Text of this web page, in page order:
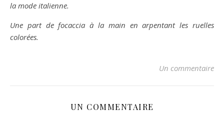
la mode italienne.
Une part de focaccia à la main en arpentant les ruelles
colorées.
Un commentaire
UN COMMENTAIRE